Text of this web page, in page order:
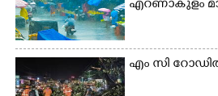
എറണാകുളം
എം സി